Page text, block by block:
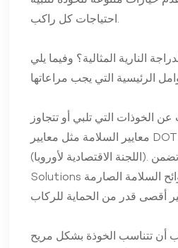
احتياجات كل راكب.
النارية المثالية؟ وفيما يلي
عن الخوذات التي تلبي أو تتجاوز
معايير السلامة مثل معايير DOT (وزارة النقل) أو ECE
(اللجنة الاقتصادية لأوروبا). تضمن Basalt MS
Solutions امتثال جميع خوذاتنا للوائح السلامة الصارمة
أن تتناسب الخوذة بشكل مريح